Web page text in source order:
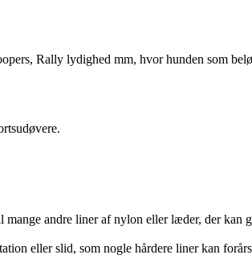
Rally lydighed mm, hvor hunden som
andre liner af nylon eller læder, der kan
eller slid, som nogle hårdere liner kan